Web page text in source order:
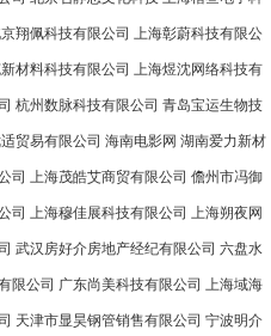
翔佩科技有限公司 上海彰蔚科技有限公
材料科技有限公司 上海煜沈网络科技有
杭州数脉科技有限公司 青岛宝运生物技
贸易有限公司 海南电影网 湖南爱力新材
司 上海茂皓艾商贸有限公司 儋州市冯御
司 上海穆佳展科技有限公司 上海朔夜网
武汉房好介房地产经纪有限公司 六盘水
限公司 广东尚美科技有限公司 上海域海
天津市显昊钢管销售有限公司 宁波明介